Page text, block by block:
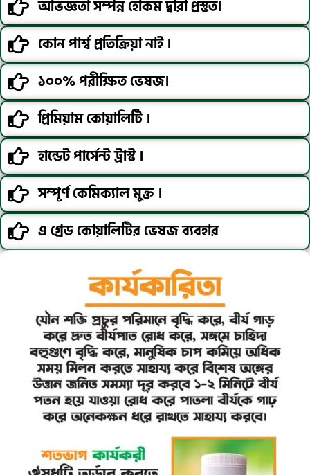
অভিজ্ঞতা সম্পন্ন হেকিম দ্বারা প্রস্তুত।
কোন পার্শ্ব প্রতিক্রিয়া নাই ।
১০০% পরীক্ষিত ভেষজ।
প্রিমিয়াম কোয়ালিটি ।
হান্ডেট পার্সেন্ট ট্রাস্ট ।
সম্পূর্ণ কেমিক্যাল মুক্ত ।
এ গ্রেড কোয়ালিটির ভেষজ ব্যবহার